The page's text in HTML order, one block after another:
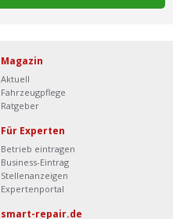
Magazin
Aktuell
Fahrzeugpflege
Ratgeber
Für Experten
Betrieb eintragen
Business-Eintrag
Stellenanzeigen
Expertenportal
smart-repair.de